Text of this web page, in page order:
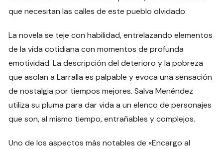
que necesitan las calles de este pueblo olvidado.
La novela se teje con habilidad, entrelazando elementos
de la vida cotidiana con momentos de profunda
emotividad. La descripción del deterioro y la pobreza
que asolan a Larralla es palpable y evoca una sensación
de nostalgia por tiempos mejores. Salva Menéndez
utiliza su pluma para dar vida a un elenco de personajes
que son, al mismo tiempo, entrañables y complejos.
Uno de los aspectos más notables de «Encargo al